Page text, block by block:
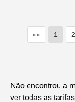
«« 1 2
Não encontrou a
ver todas as